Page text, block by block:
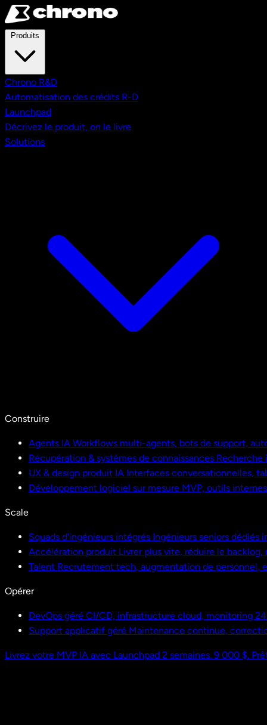
Aller au contenu principal
Chrono R&D
Automatisation des crédits R-D
Launchpad
Décrivez le produit, on le livre
Solutions
Construire
Agents IA Workflows multi-agents, bots de support,
Récupération & systèmes de connaissances Recherche
UX & design produit IA Interfaces conversationnelles,
Développement logiciel sur mesure MVP, outils
Scale
Squads d'ingénieurs intégrés Ingénieurs seniors dédiés
Accélération produit Livrer plus vite, réduire le
Talent Recrutement tech, augmentation de personnel,
Opérer
DevOps géré CI/CD, infrastructure cloud, monitoring
Support applicatif géré Maintenance continue,
Livrez votre MVP IA avec Launchpad 2 semaines. 9 000 $.